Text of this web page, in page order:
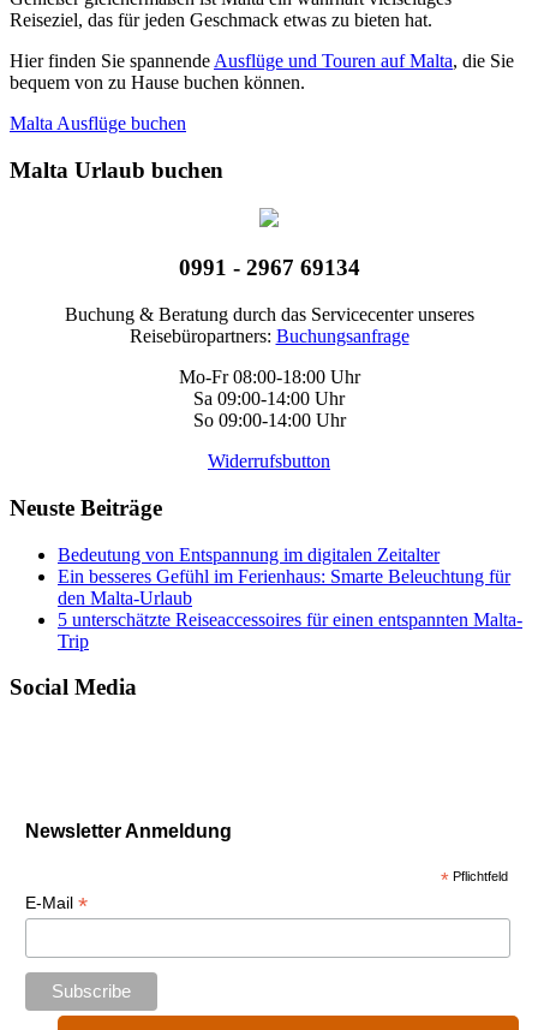
Reiseziel, das für jeden Geschmack etwas zu bieten hat.
Hier finden Sie spannende Ausflüge und Touren auf Malta, die Sie
bequem von zu Hause buchen können.
Malta Ausflüge buchen
Malta Urlaub buchen
0991 - 2967 69134
Buchung & Beratung durch das Servicecenter unseres
Reisebüropartners: Buchungsanfrage
Mo-Fr 08:00-18:00 Uhr
Sa 09:00-14:00 Uhr
So 09:00-14:00 Uhr
Widerrufsbutton
Neuste Beiträge
Bedeutung von Entspannung im digitalen Zeitalter
Ein besseres Gefühl im Ferienhaus: Smarte Beleuchtung für
den Malta-Urlaub
5 unterschätzte Reiseaccessoires für einen entspannten Malta-
Trip
Social Media
Newsletter Anmeldung
* Pflichtfeld
E-Mail *